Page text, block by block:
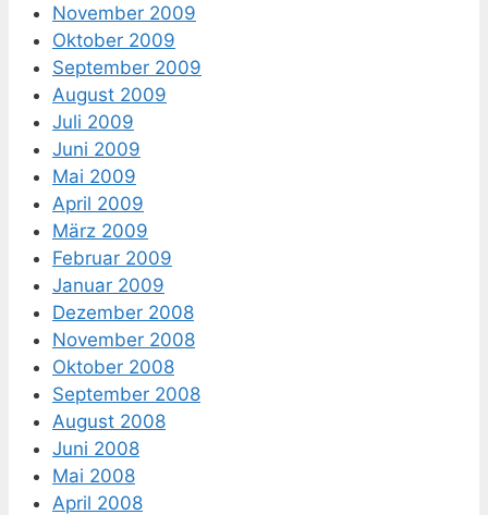
November 2009
Oktober 2009
September 2009
August 2009
Juli 2009
Juni 2009
Mai 2009
April 2009
März 2009
Februar 2009
Januar 2009
Dezember 2008
November 2008
Oktober 2008
September 2008
August 2008
Juni 2008
Mai 2008
April 2008